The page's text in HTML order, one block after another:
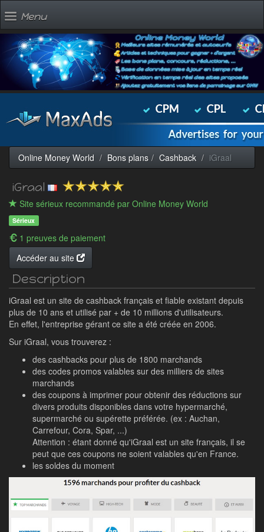
Menu
Online Money World Bons plans Cashback iGraal
iGraal
Site sérieux recommandé par Online Money World
Sérieux
1 preuves de paiement
Accéder au site
Description
iGraal est un site de cashback français et fiable existant depuis
plus de 10 ans et utilisé par + de 10 millions d'utilisateurs.
En effet, l'entreprise gérant ce site a été créée en 2006.
Sur iGraal, vous trouverez :
des cashbacks pour plus de 1800 marchands
des codes promos valables sur des milliers de sites
marchands
des coupons à imprimer pour obtenir des réductions sur
divers produits disponibles dans votre hypermarché,
supermarché ou supérette préférée. (ex : Auchan,
Carrefour, Cora, Spar, ...)
Attention : étant donné qu'iGraal est un site français, il se
peut que ces coupons ne soient valables qu'en France.
les soldes du moment